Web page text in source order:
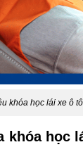
khóa học lái xe ô
khóa học